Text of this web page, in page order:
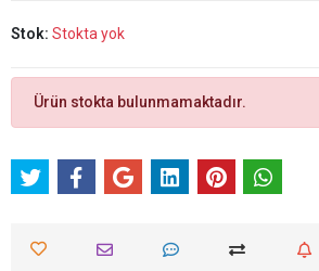
Stok: Stokta yok
Ürün stokta bulunmamaktadır.